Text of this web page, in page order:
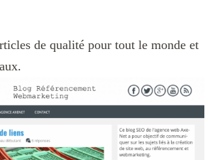
de qualité pour tout le monde et